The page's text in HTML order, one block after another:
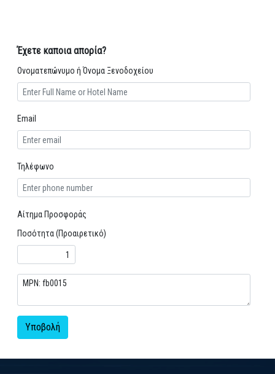
Έχετε καποια απορία?
Ονοματεπώνυμο ή Όνομα Ξενοδοχείου
Email
Τηλέφωνο
Αίτημα Προσφοράς
Ποσότητα (Προαιρετικό)
Υποβολή